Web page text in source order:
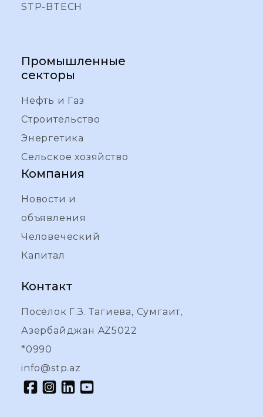
STP-BTECH
Промышленные
секторы
Нефть и Газ
Строительство
Энергетика
Сельское хозяйство
Компания
Новости и
объявления
Человеческий
Капитал
Контакт
Посёлок Г.З. Тагиева, Сумгаит,
Азербайджан AZ5022
*0990
info@stp.az